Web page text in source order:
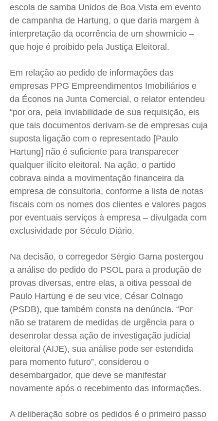
escola de samba Unidos de Boa Vista em evento
de campanha de Hartung, o que daria margem à
interpretação da ocorrência de um showmício –
que hoje é proibido pela Justiça Eleitoral.
Em relação ao pedido de informações das
empresas PPG Empreendimentos Imobiliários e
da Éconos na Junta Comercial, o relator entendeu
“por ora, pela inviabilidade de sua requisição, eis
que tais documentos derivam-se de empresas cuja
suposta ligação com o representado [Paulo
Hartung] não é suficiente para transparecer
qualquer ilícito eleitoral. Na ação, o partido
cobrava ainda a movimentação financeira da
empresa de consultoria, conforme a lista de notas
fiscais com os nomes dos clientes e valores pagos
por eventuais serviços à empresa – divulgada com
exclusividade por Século Diário.
Na decisão, o corregedor Sérgio Gama postergou
a análise do pedido do PSOL para a produção de
provas diversas, entre elas, a oitiva pessoal de
Paulo Hartung e de seu vice, César Colnago
(PSDB), que também consta na denúncia. “Por
não se tratarem de medidas de urgência para o
desenrolar dessa ação de investigação judicial
eleitoral (AIJE), sua análise pode ser estendida
para momento futuro”, considerou o
desembargador, que deve se manifestar
novamente após o recebimento das informações.
A deliberação sobre os pedidos é o primeiro passo